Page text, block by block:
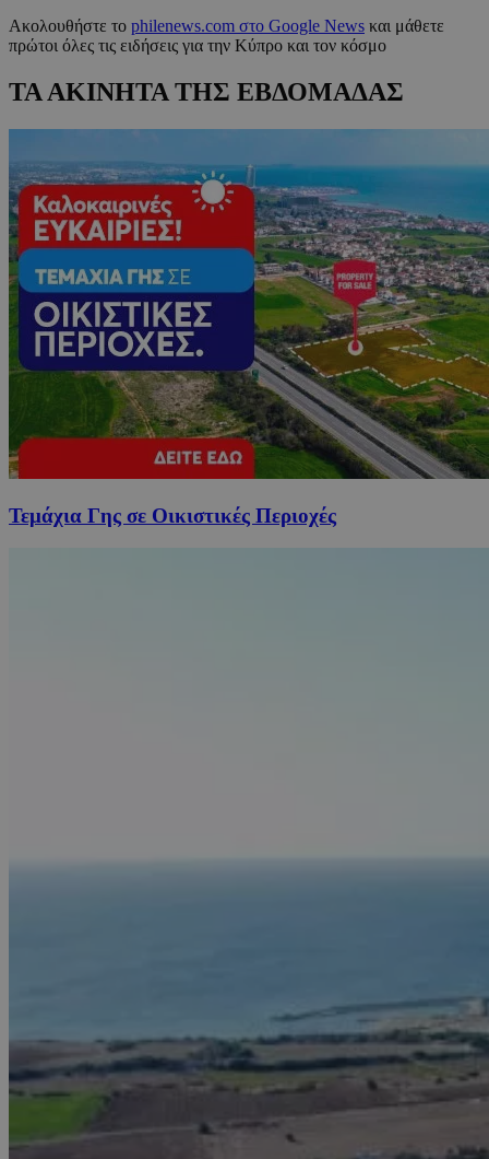
Ακολουθήστε το philenews.com στο Google News και μάθετε
πρώτοι όλες τις ειδήσεις για την Κύπρο και τον κόσμο
ΤΑ ΑΚΙΝΗΤΑ ΤΗΣ ΕΒΔΟΜΑΔΑΣ
Τεμάχια Γης σε Οικιστικές Περιοχές